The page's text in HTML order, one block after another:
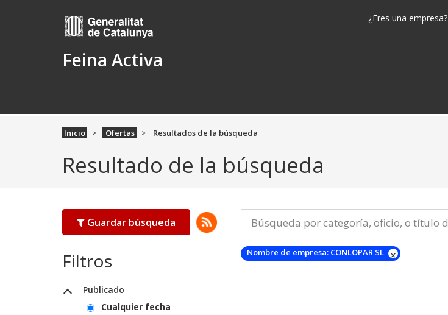
Feina Activa
¿Eres una empresa?
Inicio Ofertas Resultados de la búsqueda
Resultado de la búsqueda
Guardar búsqueda
Filtros
Publicado
Cualquier fecha
Nombre de empresa:CONLOPAR SL